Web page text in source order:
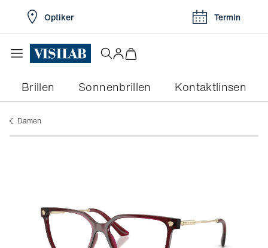
Optiker Termin
Brillen Sonnenbrillen Kontaktlinsen
damen